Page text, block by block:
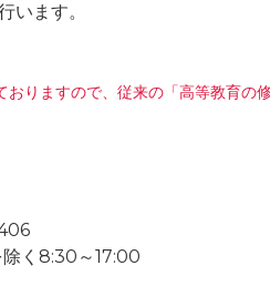
います。
りますので、従来の「高等教育の
除く8:30～17:00